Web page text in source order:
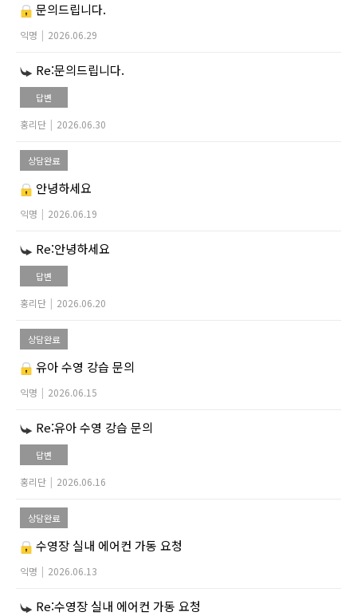
문의드립니다.
익명 | 2026.06.29
Re:문의드립니다.
답변
홍리단 | 2026.06.30
상담완료
안녕하세요
익명 | 2026.06.19
Re:안녕하세요
답변
홍리단 | 2026.06.20
상담완료
유아 수영 강습 문의
익명 | 2026.06.15
Re:유아 수영 강습 문의
답변
홍리단 | 2026.06.16
상담완료
수영장 실내 에어컨 가동 요청
익명 | 2026.06.13
Re:수영장 실내 에어컨 가동 요청